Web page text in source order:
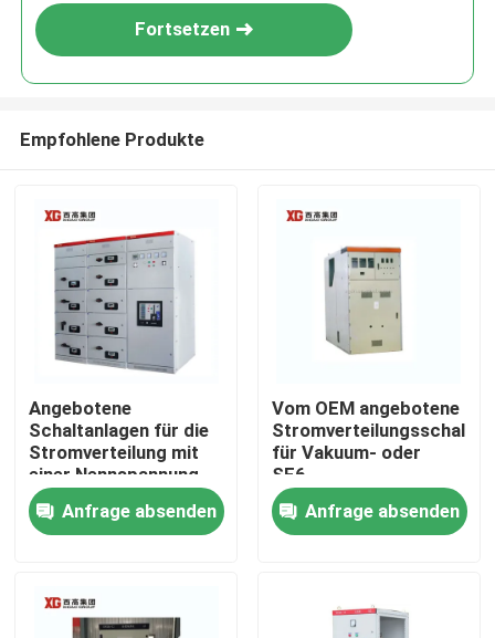
Haus
Produkte
Fortsetzen
Empfohlene Produkte
Angebotene
Schaltanlagen für die
Stromverteilung mit
einer Nennspannung
von bis zu 17,5 KV
durch OEM
Anfrage absenden
Vom OEM angebotene
für Vakuum- oder
SF6-
Leistungsschalter und
Umgebungstemperatur
-5°C - 40°C
Anfrage absenden